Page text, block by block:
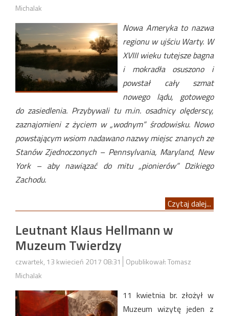
Michalak
Nowa Ameryka to nazwa
regionu w ujściu Warty. W
XVIII wieku tutejsze bagna
i mokradła osuszono i
powstał cały szmat
nowego lądu, gotowego
do zasiedlenia. Przybywali tu m.in. osadnicy olęderscy,
zaznajomieni z życiem w „wodnym” środowisku. Nowo
powstającym wsiom nadawano nazwy miejsc znanych ze
Stanów Zjednoczonych – Pennsylvania, Maryland, New
York – aby nawiązać do mitu „pionierów” Dzikiego
Zachodu.
Czytaj dalej...
Leutnant Klaus Hellmann w
Muzeum Twierdzy
czwartek, 13 kwiecień 2017 08:31
Opublikował: Tomasz
Michalak
11 kwietnia br. złożył w
Muzeum wizytę jeden z